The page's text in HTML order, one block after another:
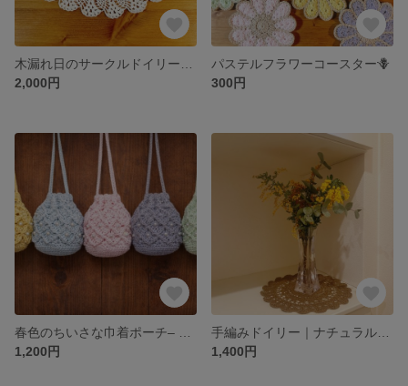
2,000円
パステルフラワーコースター🪻
300円
1,200円
1,400円